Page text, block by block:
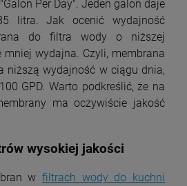
Per Day". Jeden galon daje
litra. Jak ocenić wydajność
do filtra wody o niższej
mniej wydajna. Czyli, membrana
niższą wydajność w ciągu dnia,
GPD. Warto podkreślić, że na
ma oczywiście jakość
wysokiej jakości
w filtrach wody do kuchni